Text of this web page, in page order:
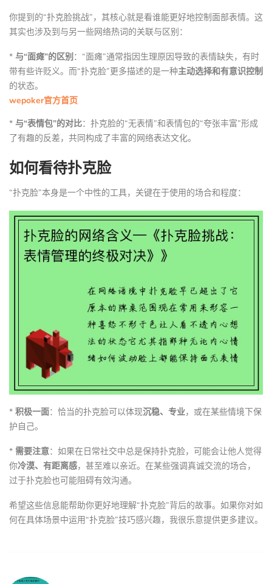
你提到的“扑克脸挑战”，其核心就是看谁能更好地控制面部表情。这
其实也涉及到与另一些网络热词的关联与区别：
* 与“面瘫”的区别 ：“面瘫”通常指因生理原因导致的表情缺失，有时
带有些许贬义。而“扑克脸”更多描述的是一种主动选择和有意识控制
的状态。
wepoker官方首页
* 与“表情包”的对比：扑克脸的“无表情”和表情包的“夸张丰富”形成
了有趣的反差，共同构成了丰富的网络表达文化。
如何看待扑克脸
“扑克脸”本身是一个中性的工具，关键在于使用的场合和程度：
* 积极一面：恰当的扑克脸可以体现沉稳、专业，或在某些情境下保
护自己。
* 需要注意：如果在日常社交中总是保持扑克脸，可能会让他人觉得
你冷漠、有距离感，甚至难以亲近。在某些强调真诚交流的场合，
过于扑克脸也可能阻碍有效沟通。
希望这些信息能帮助你更好地理解“扑克脸”背后的故事。如果你对如
何在具体场景中运用“扑克脸”技巧感兴趣，我很乐意提供更多建议。